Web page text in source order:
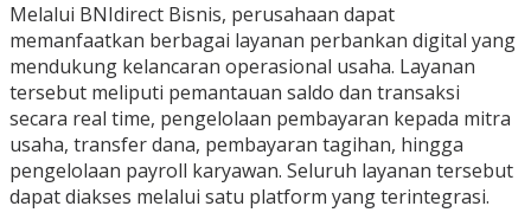
Melalui BNIdirect Bisnis, perusahaan dapat
memanfaatkan berbagai layanan perbankan digital yang
mendukung kelancaran operasional usaha. Layanan
tersebut meliputi pemantauan saldo dan transaksi
secara real time, pengelolaan pembayaran kepada mitra
usaha, transfer dana, pembayaran tagihan, hingga
pengelolaan payroll karyawan. Seluruh layanan tersebut
dapat diakses melalui satu platform yang terintegrasi.